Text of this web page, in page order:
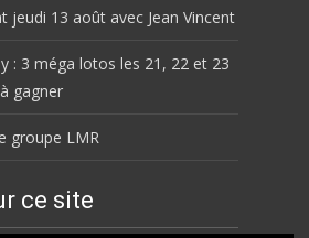
jeudi 13 août avec Jean Vincent
: 3 méga lotos les 21, 22 et 23
gagner
groupe LMR
ce site